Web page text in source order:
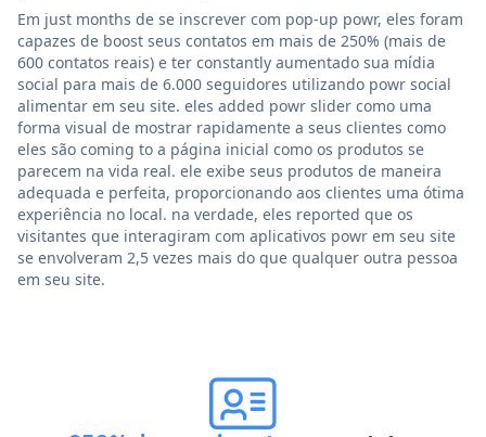
Em just months de se inscrever com pop-up powr, eles foram
capazes de boost seus contatos em mais de 250% (mais de
600 contatos reais) e ter constantly aumentado sua mídia
social para mais de 6.000 seguidores utilizando powr social
alimentar em seu site. eles added powr slider como uma
forma visual de mostrar rapidamente a seus clientes como
eles são coming to a página inicial como os produtos se
parecem na vida real. ele exibe seus produtos de maneira
adequada e perfeita, proporcionando aos clientes uma ótima
experiência no local. na verdade, eles reported que os
visitantes que interagiram com aplicativos powr em seu site
se envolveram 2,5 vezes mais do que qualquer outra pessoa
em seu site.